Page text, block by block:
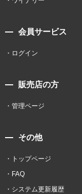
会員サービス
ログイン
販売店の方
管理ページ
その他
トップページ
FAQ
システム更新履歴